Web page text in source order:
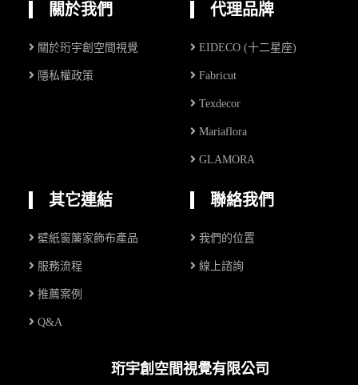
關於我們
關於珩宇創空間視覺
隱私權政策
代理品牌
EIDECO (十二星座)
Fabricut
Texdecor
Mariaflora
GLAMORA
其它連結
壁紙窗簾家飾布產品
服務流程
推薦案例
Q&A
聯絡我們
我們的位置
線上諮詢
珩宇創空間視覺有限公司